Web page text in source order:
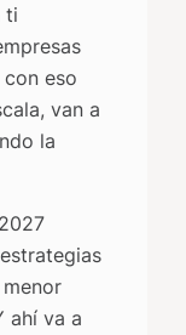
ti
eso
van a
la
ahí va a